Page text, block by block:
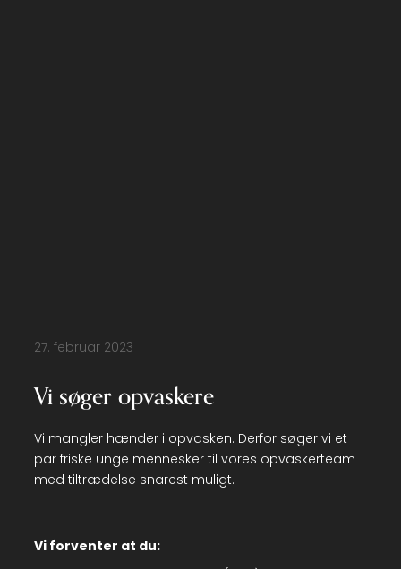
27. februar 2023
Vi søger opvaskere
Vi mangler hænder i opvasken. Derfor søger vi et
par friske unge mennesker til vores opvaskerteam
med tiltrædelse snarest muligt.
Vi forventer at du: